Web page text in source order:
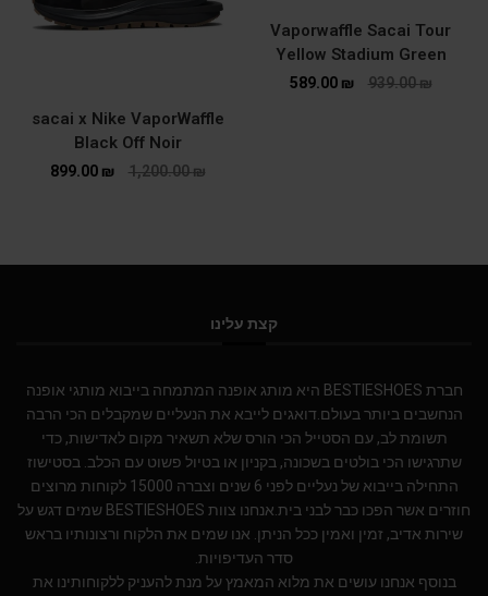
Vaporwaffle Sacai Tour
Yellow Stadium Green
939.00₪
589.00 ₪
sacai x Nike VaporWaffle
Black Off Noir
1,200.00₪
899.00 ₪
קצת עלינו
חברת BESTIESHOES היא מותג אופנה המתמחה בייבוא מותגי אופנה
הנחשבים ביותר בעולם.דואגים לייבא את הנעליים שמקבלים הכי הרבה
תשומת לב, עם הסטייל הכי הורס שלא תשאיר מקום לאדישות, כדי
שתרגישו הכי בולטים בשכונה, בקניון או בטיול פשוט עם הכלב. בסטישוז
התחילה בייבוא של נעליים לפני 6 שנים וצברה 15000 לקוחות מרוצים
חוזרים אשר הפכו כבר לבני בית.אנחנו צוות BESTIESHOES שמים דגש על
שירות אדיב, זמין ואמין ככל הניתן. אנו שמים את הלקוח ורצונותיו בראש
סדר העדיפויות.
בנוסף אנחנו עושים את מלוא המאמץ על מנת להעניק ללקוחותינו את